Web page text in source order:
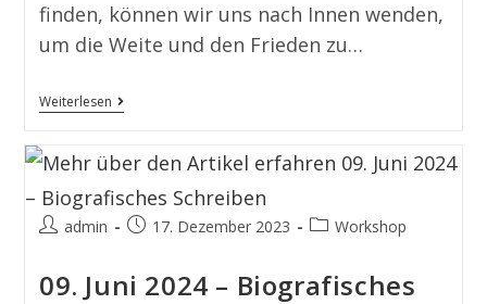
finden, können wir uns nach Innen wenden,
um die Weite und den Frieden zu…
Weiterlesen
admin 17. Dezember 2023 Workshop
09. Juni 2024 – Biografisches